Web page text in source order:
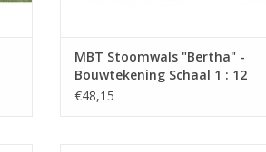
MBT Stoomwals "Bertha" -
Bouwtekening Schaal 1 : 12
(40.10.002)
€48,15